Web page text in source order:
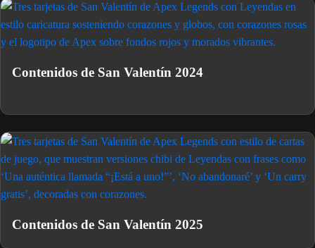
Contenidos de San Valentín 2024
Contenidos de San Valentín 2025